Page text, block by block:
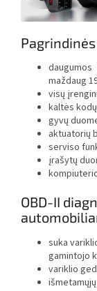
maždaug
visų
kaltės
gyvų
aktuatorių
serviso
įrašytų
OBD-II
suka
gamintojo
variklio